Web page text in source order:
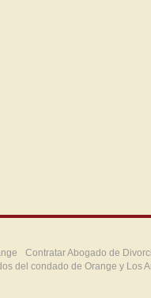
Contratar Abogado de
del condado de Orange y Los